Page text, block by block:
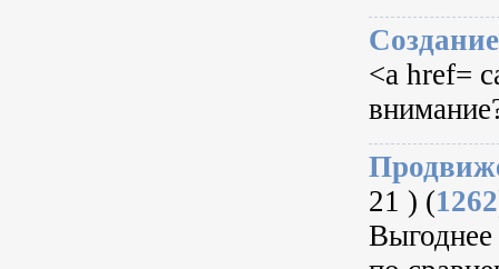
<a href=
21 ) (1262
Выгоднее